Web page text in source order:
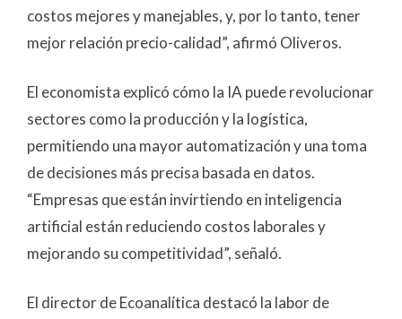
costos mejores y manejables, y, por lo tanto, tener
mejor relación precio-calidad”, afirmó Oliveros.
El economista explicó cómo la IA puede revolucionar
sectores como la producción y la logística,
permitiendo una mayor automatización y una toma
de decisiones más precisa basada en datos.
“Empresas que están invirtiendo en inteligencia
artificial están reduciendo costos laborales y
mejorando su competitividad”, señaló.
El director de Ecoanalítica destacó la labor de